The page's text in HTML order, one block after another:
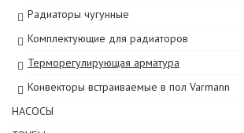
Радиаторы чугунные
Комплектующие для радиаторов
Терморегулирующая арматура
Конвекторы встраиваемые в пол Varmann
НАСОСЫ